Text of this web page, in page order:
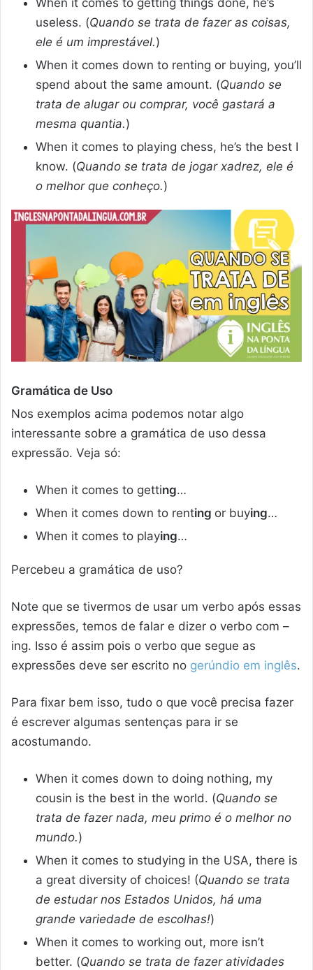
useless. (Quando se trata de fazer as coisas,
ele é um imprestável.)
When it comes down to renting or buying, you’ll
spend about the same amount. (Quando se
trata de alugar ou comprar, você gastará a
mesma quantia.)
When it comes to playing chess, he’s the best I
know. (Quando se trata de jogar xadrez, ele é
o melhor que conheço.)
Gramática de Uso
Nos exemplos acima podemos notar algo
interessante sobre a gramática de uso dessa
expressão. Veja só:
When it comes to getting…
When it comes down to renting or buying…
When it comes to playing…
Percebeu a gramática de uso?
Note que se tivermos de usar um verbo após essas
expressões, temos de falar e dizer o verbo com –
ing. Isso é assim pois o verbo que segue as
expressões deve ser escrito no gerúndio em inglês.
Para fixar bem isso, tudo o que você precisa fazer
é escrever algumas sentenças para ir se
acostumando.
When it comes down to doing nothing, my
cousin is the best in the world. (Quando se
trata de fazer nada, meu primo é o melhor no
mundo.)
When it comes to studying in the USA, there is
a great diversity of choices! (Quando se trata
de estudar nos Estados Unidos, há uma
grande variedade de escolhas!)
When it comes to working out, more isn’t
better. (Quando se trata de fazer atividades